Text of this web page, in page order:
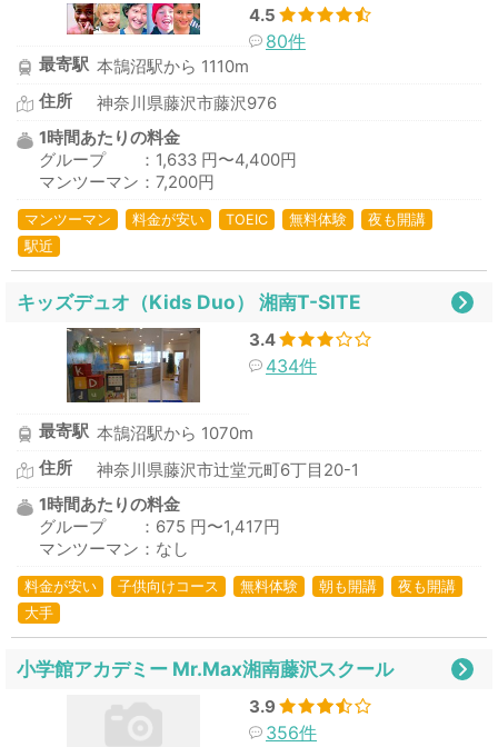
4.5
80件
最寄駅 本鵠沼駅から 1110m
住所
神奈川県藤沢市藤沢976
1時間あたりの料金
グループ ：1,633 円〜4,400円
マンツーマン：7,200円
マンツーマン 料金が安い TOEIC 無料体験
夜も開講
駅近
キッズデュオ（Kids Duo） 湘南T-SITE
3.4
434件
最寄駅 本鵠沼駅から 1070m
住所
神奈川県藤沢市辻堂元町6丁目20-1
1時間あたりの料金
グループ ：675 円〜1,417円
マンツーマン：なし
料金が安い 子供向けコース 無料体験 朝も開講
夜も開講
大手
小学館アカデミー Mr.Max湘南藤沢スクール
3.9
356件